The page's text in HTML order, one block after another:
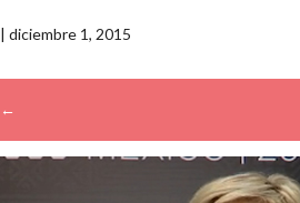
| diciembre 1, 2015
←